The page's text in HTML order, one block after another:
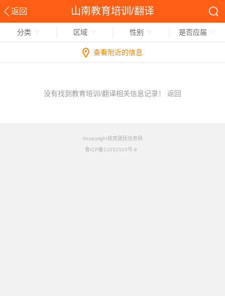
返回 山南教育培训/翻译
分类 区域 性别 是否应届
查看附近的信息
没有找到教育培训/翻译相关信息记录！ 返回
©copyright铭竟便民信息网
鲁ICP备11031510号-6